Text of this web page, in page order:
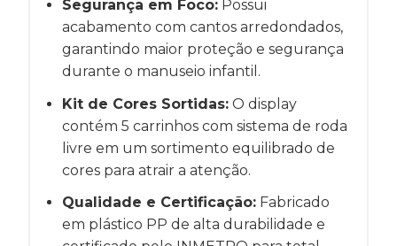
Segurança em Foco: Possui
acabamento com cantos arredondados,
garantindo maior proteção e segurança
durante o manuseio infantil.
Kit de Cores Sortidas: O display
contém 5 carrinhos com sistema de roda
livre em um sortimento equilibrado de
cores para atrair a atenção.
Qualidade e Certificação: Fabricado
em plástico PP de alta durabilidade e